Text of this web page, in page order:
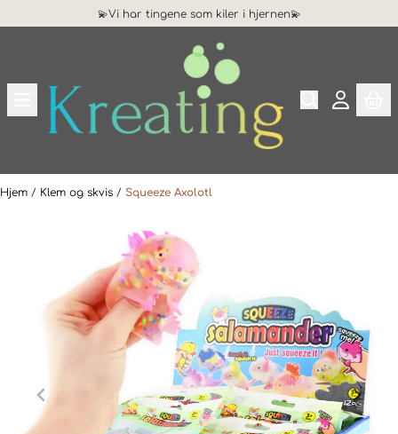
Hopp til innhold💫Vi har tingene som kiler i hjernen💫
Hjem / Klem og skvis / Squeeze Axolotl